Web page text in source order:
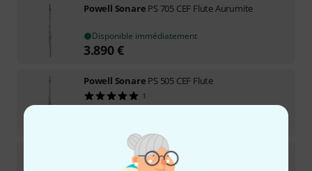
Powell Sonare PS 705 CEF Flute Aurumite
Disponible immédiatement
3.890€
Powell Sonare PS 505 CEF Flute
1
Disponible immédiatement
Powell SonarePS 705 CEF Flute